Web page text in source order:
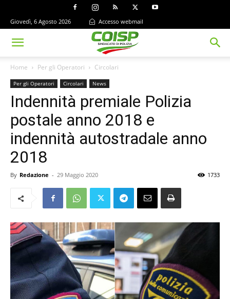
Giovedì, 6 Agosto 2026 Accesso webmail
Home Per gli Operatori Circolari
Per gli Operatori Circolari News
Indennità premiale Polizia
postale anno 2018 e
indennità autostradale anno
2018
By Redazione - 29 Maggio 2020 1733